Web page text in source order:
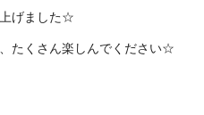
げました☆
たくさん楽しんでください☆